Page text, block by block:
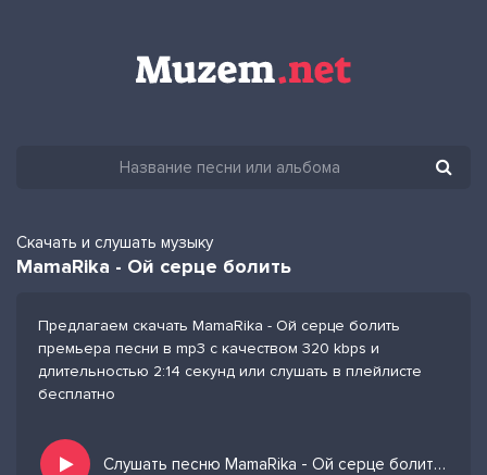
Скачать и слушать музыку
MamaRika - Ой серце болить
Предлагаем скачать MamaRika - Ой серце болить
премьера песни в mp3 с качеством 320 kbps и
длительностью 2:14 секунд или слушать в плейлисте
бесплатно
Слушать песню MamaRika - Ой серце болить и добавить в избранных